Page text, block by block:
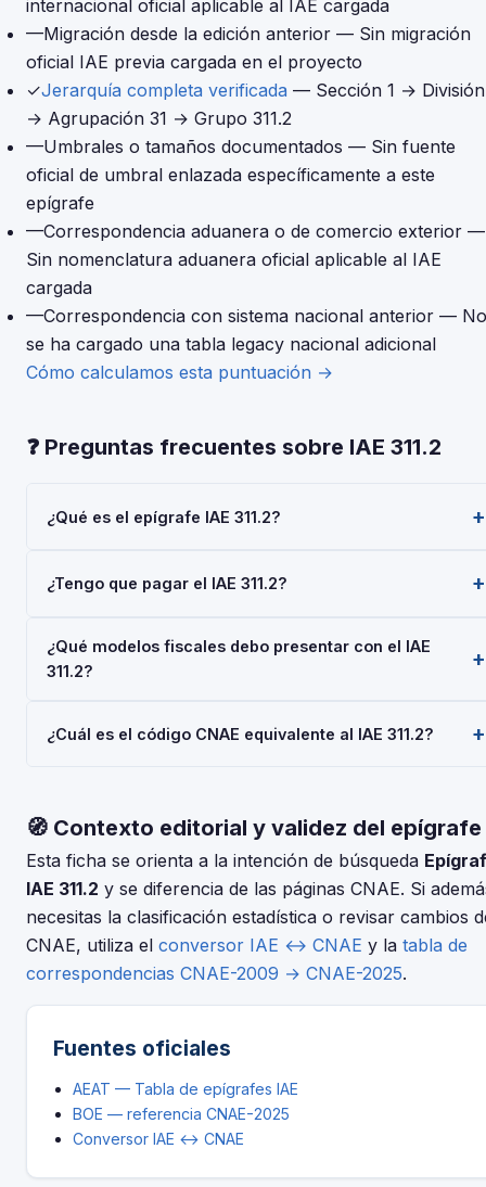
internacional oficial aplicable al IAE cargada
—Migración desde la edición anterior — Sin migración
oficial IAE previa cargada en el proyecto
✓Jerarquía completa verificada — Sección 1 →
→ Agrupación 31 → Grupo 311.2
—Umbrales o tamaños documentados — Sin fuente
oficial de umbral enlazada específicamente a este
epígrafe
—Correspondencia aduanera o de comercio exterior —
Sin nomenclatura aduanera oficial aplicable al IAE
cargada
—Correspondencia con sistema nacional anterior — No
se ha cargado una tabla legacy nacional adicional
Cómo calculamos esta puntuación →
❓ Preguntas frecuentes sobre IAE 311.2
¿Qué es el epígrafe IAE 311.2?
— pertenece a la Actividades Empresariales del Impuesto
Toda empresa o autónomo que realice esta actividad debe
darse de alta mediante el Modelo 036 o 037.
¿Tengo que pagar el IAE 311.2?
pago del IAE. Las sociedades con cifra de negocios inferior
a 1.000.000 €/año también están exentas. No obstante, el
económica.
¿Qué modelos fiscales debo presentar con el IAE
311.2?
Modelo 036/037 (alta), Modelo 303 (IVA trimestral), Modelo
¿Cuál es el código CNAE equivalente al IAE 311.2?
el código CNAE-2025 que corresponde al epígrafe 311.2 —
Fundicion Piezas Metales no Ferreos.
🧭 Contexto editorial y validez del epígrafe
Esta ficha se orienta a la intención de búsqueda
IAE 311.2 y se diferencia de las páginas CNAE. Si
necesitas la clasificación estadística o revisar cambios
CNAE, utiliza el conversor IAE ↔ CNAE y la tabla de
correspondencias CNAE-2009 → CNAE-2025.
Fuentes oficiales
AEAT — Tabla de epígrafes IAE
BOE — referencia CNAE-2025
Conversor IAE ↔ CNAE